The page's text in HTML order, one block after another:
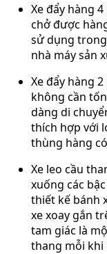
Xe đẩy hàng
chở được
sử dụng
nhà máy sản
Xe đẩy hàng
không cần
dàng di
thích hợp với
thùng hàng
Xe leo cầu
xuống các
thiết kế bánh
xe xoay gắn
tam giác là
thang mỗi khi